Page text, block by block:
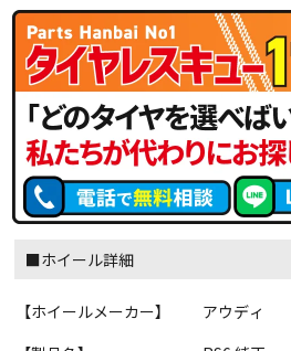
■ホイール詳細
【ホイールメーカー】
アウディ